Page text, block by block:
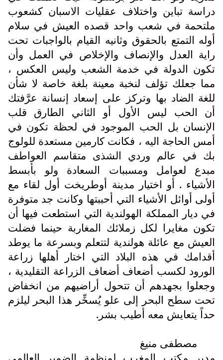
دراسة تباين واختلاف عقليات الاسبان كشعوب
ملتحمة في شعب واحد قصده العيش في سلام
أوله التمتع بالحقوق وثانيه القيام بالواجبات تحت
راية العدل والإنصاف والإخلاص في العمل وأن
تكون الدولة في خدمة الشعب وليس العكس ،
مما جعلك تؤلف لنخبة معينة بلغة خاصة لا شأن
للغة الضاد بها وتركز على إسعاد إنسانة عرَّفتك
أن الحب ليس الأول أو الثاني الطارق قلب
الإنسان بل الحب الموجود في لحظة تكون في
أمس الحاجة اليه ، فكانت كارمين مستعدة للولوج
بك في عالم وردي الشذى متقاسم العواطف
مبدع لعوامل ومسببات السعادة ولو بأبسط
الأشياء . أو اختيار مدينة أوطريخت أول لقاء مع
أولى أوائل الأشياء التي أحببتها وكانت جد متوفرة
في ديار المملكة الهولندية التي استطعت فيها أن
تكون مغايرا لكل زملائك المغاربة حينما فضلت
العيش مع عائلة هولندية لتتعلم وبسرعة ما يوطد
أقدامك في هذه البلاد التي اختار أهلها زراعة
الورود لكسب أضعاف أضعاف الزراعة التقليدية ،
وجعلوا بجهدهم أن تتحول أراضيهم من انخفاض
تحت سطح البحر إلى علو يُسخِّر هذا البحر ليلزم
حداً يتعايش معه أطيب بشر.
مصطفى منيغ